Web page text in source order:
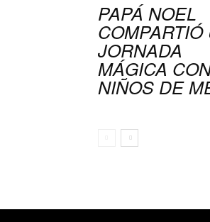
PAPÁ NOEL
COMPARTIÓ
JORNADA
MÁGICA
NIÑOS DE